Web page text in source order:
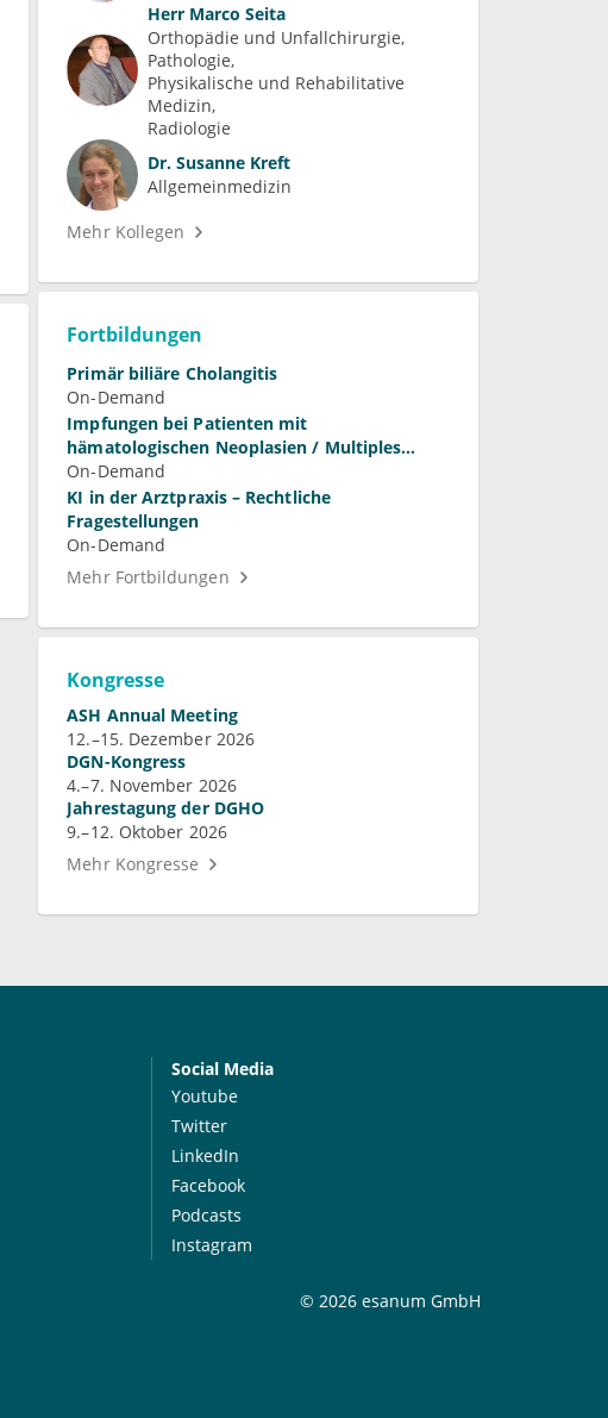
Herr Marco Seita
Orthopädie und Unfallchirurgie
Pathologie
Physikalische und Rehabilitative
Medizin
Radiologie
Dr. Susanne Kreft
Allgemeinmedizin
Mehr Kollegen
Fortbildungen
Primär biliäre Cholangitis
On-Demand
Impfungen bei Patienten mit
hämatologischen Neoplasien / Multiples
Myelom
On-Demand
KI in der Arztpraxis – Rechtliche
Fragestellungen
On-Demand
Mehr Fortbildungen
Kongresse
ASH Annual Meeting
12.–15. Dezember 2026
DGN-Kongress
4.–7. November 2026
Jahrestagung der DGHO
9.–12. Oktober 2026
Mehr Kongresse
Social Media
Youtube
Twitter
LinkedIn
Facebook
Podcasts
Instagram
© 2026 esanum GmbH